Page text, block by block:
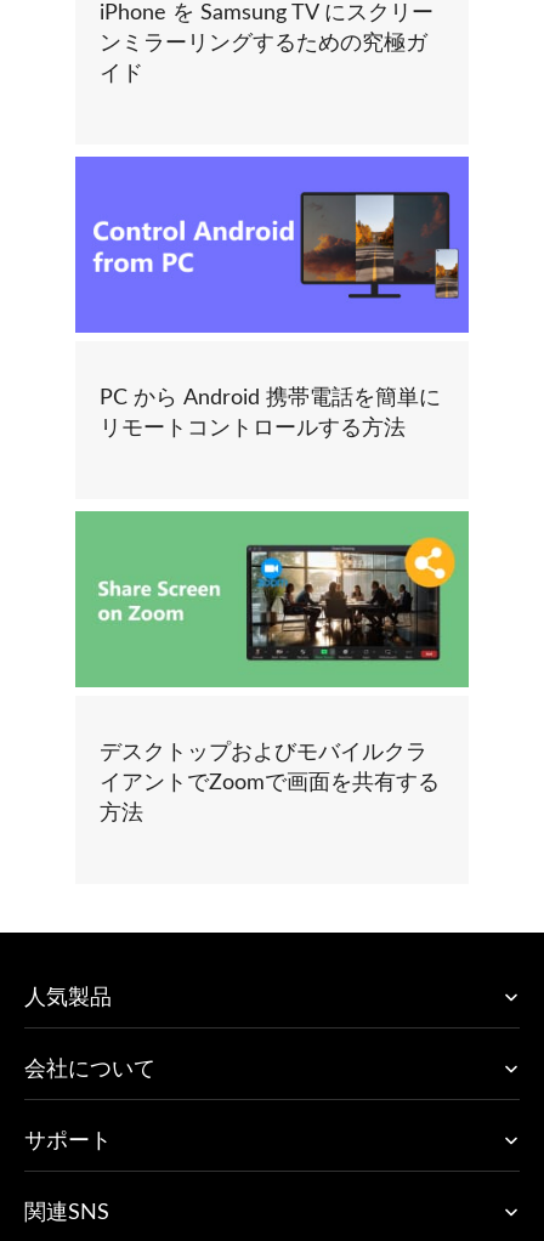
iPhone を Samsung TV にスクリー
ンミラーリングするための究極ガ
イド
PC から Android 携帯電話を簡単に
リモートコントロールする方法
デスクトップおよびモバイルクラ
イアントでZoomで画面を共有する
方法
人気製品
会社について
サポート
関連SNS